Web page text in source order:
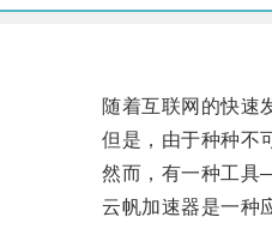
随着互联网的快速发
但是，由于种种不可
然而，有一种工具——
云帆加速器是一种应